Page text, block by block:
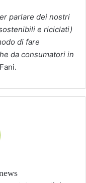
parlare dei nostri
e riciclati)
di fare
da consumatori in